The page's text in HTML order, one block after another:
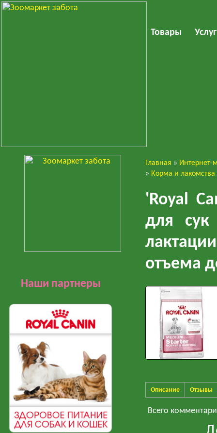
Товары
Наши партнеры
Главная » Интернет-
» Корма и лакомства
'Royal
для
отъема
Описание Отзывы
Всего